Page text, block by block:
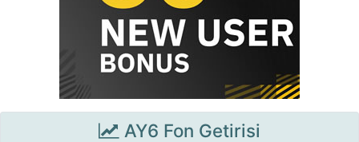
AY6 Fon Getirisi